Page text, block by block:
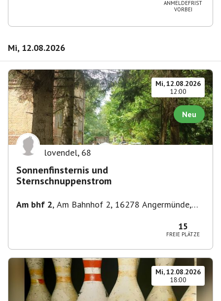
ANMELDEFRIST
VORBEI
Mi, 12.08.2026
Mi, 12.08.2026
12:00
Neu
lovendel, 68
Sonnenfinsternis und
Sternschnuppenstrom
Am bhf 2, Am Bahnhof 2, 16278 Angermünde,
15
FREIE PLÄTZE
Mi, 12.08.2026
18:00